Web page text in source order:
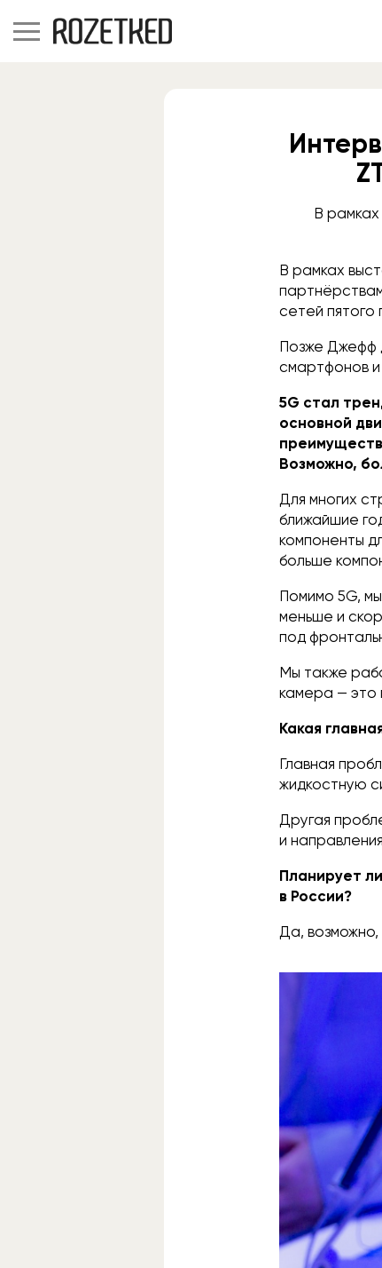
В
В рамках
сетей пятого
Позже Джефф
смартфонов и
5G стал
основной
Возможно,
Для многих
ближайшие
компоненты
больше
Помимо 5G,
меньше и
под
Мы также
камера — это
Какая
Главная
жидкостную
Другая
и
Планирует
в России?
Да, возможно,